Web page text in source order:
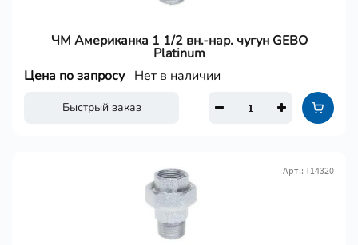
ЧМ Американка 1 1/2 вн.-нар. чугун GEBO
Platinum
Быстрый заказ
Цена по запросу Нет в наличии
Арт.: Т14320